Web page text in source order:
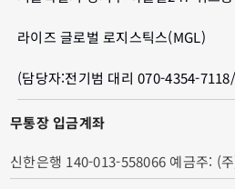
라이즈 글로벌 로지스틱스(MGL)
(담당자:전기범 대리 070-4354-
무통장 입금계좌
신한은행 140-013-558066 예금주: (